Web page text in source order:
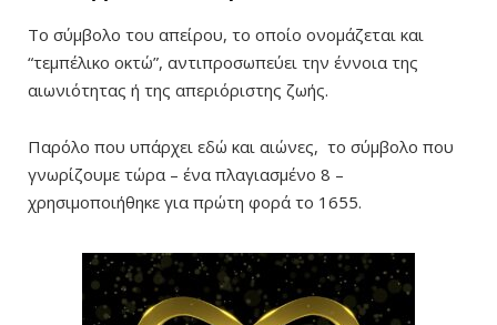
Το σύμβολο του απείρου, το οποίο ονομάζεται και
“τεμπέλικο οκτώ”, αντιπροσωπεύει την έννοια της
αιωνιότητας ή της απεριόριστης ζωής.
Παρόλο που υπάρχει εδώ και αιώνες, το σύμβολο που
γνωρίζουμε τώρα – ένα πλαγιασμένο 8 –
χρησιμοποιήθηκε για πρώτη φορά το 1655.